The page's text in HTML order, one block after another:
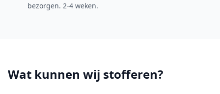
bezorgen. 2-4 weken.
Wat kunnen wij stofferen?